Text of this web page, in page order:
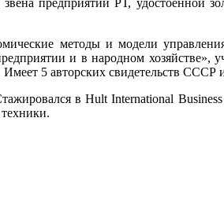
методы и модели
и в народном хозяйстве»,
5 авторских свидетельств СССР
в Hult International